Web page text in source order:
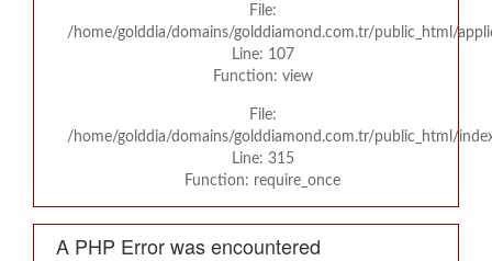
File:
/home/golddia/domains/golddiamond.com.tr/public_html/
Line: 107
Function: view
File:
/home/golddia/domains/golddiamond.com.tr/public_html/
Line: 315
Function: require_once
A PHP Error was encountered